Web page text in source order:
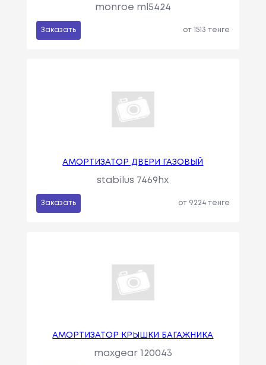
monroe ml5424
Заказать от 1513 тенге
АМОРТИЗАТОР ДВЕРИ ГАЗОВЫЙ
stabilus 7469hx
Заказать от 9224 тенге
АМОРТИЗАТОР КРЫШКИ БАГАЖНИКА
maxgear 120043